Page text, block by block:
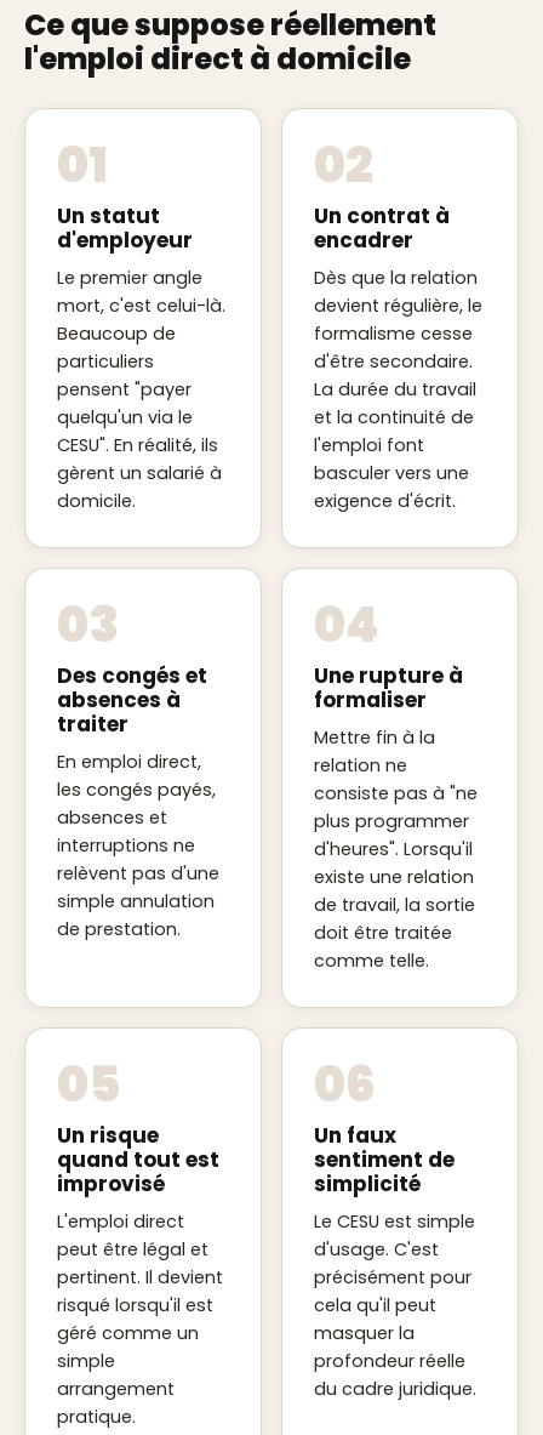
Ce que suppose réellement
l'emploi direct à domicile
01
Un statut
d'employeur
Le premier angle
mort, c'est celui-là.
Beaucoup de
particuliers
pensent "payer
quelqu'un via le
CESU". En réalité, ils
gèrent un salarié à
domicile.
02
Un contrat à
encadrer
Dès que la relation
devient régulière, le
formalisme cesse
d'être secondaire.
La durée du travail
et la continuité de
l'emploi font
basculer vers une
exigence d'écrit.
03
Des congés et
absences à
traiter
En emploi direct,
les congés payés,
absences et
interruptions ne
relèvent pas d'une
simple annulation
de prestation.
04
Une rupture à
formaliser
Mettre fin à la
relation ne
consiste pas à "ne
plus programmer
d'heures". Lorsqu'il
existe une relation
de travail, la sortie
doit être traitée
comme telle.
05
Un risque
quand tout est
improvisé
L'emploi direct
peut être légal et
pertinent. Il devient
risqué lorsqu'il est
géré comme un
simple
arrangement
pratique.
06
Un faux
sentiment de
simplicité
Le CESU est simple
d'usage. C'est
précisément pour
cela qu'il peut
masquer la
profondeur réelle
du cadre juridique.